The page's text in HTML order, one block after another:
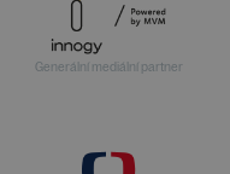
Generální mediální partner